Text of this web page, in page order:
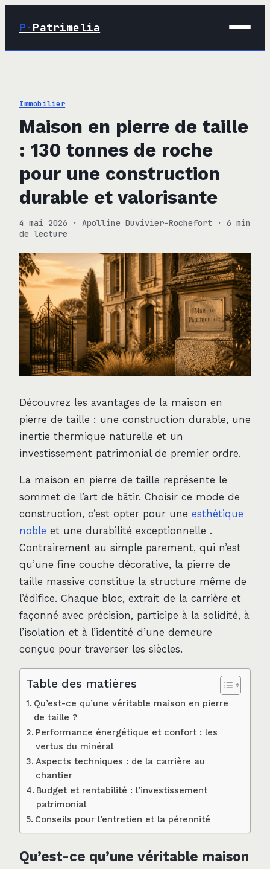
P· Patrimelia
03 · Immobilier
04 · Finance
Immobilier
Maison en pierre de taille
: 130 tonnes de roche
pour une construction
durable et valorisante
4 mai 2026 · Apolline Duvivier-Rochefort ·
6 min
de lecture
Découvrez les avantages de la maison en
pierre de taille : une construction durable, une
inertie thermique naturelle et un
investissement patrimonial de premier ordre.
La maison en pierre de taille représente le
sommet de l’art de bâtir. Choisir ce mode de
construction, c’est opter pour une esthétique
noble et une durabilité exceptionnelle .
Contrairement au simple parement, qui n’est
qu’une fine couche décorative, la pierre de
taille massive constitue la structure même de
l’édifice. Chaque bloc, extrait de la carrière et
façonné avec précision, participe à la solidité, à
l’isolation et à l’identité d’une demeure
conçue pour traverser les siècles.
Table des matières
Qu’est-ce qu’une véritable maison en pierre
de taille ?
Performance énergétique et confort : les
vertus du minéral
Aspects techniques : de la carrière au
chantier
Budget et rentabilité : l’investissement
patrimonial
Conseils pour l’entretien et la pérennité
Qu’est-ce qu’une véritable maison